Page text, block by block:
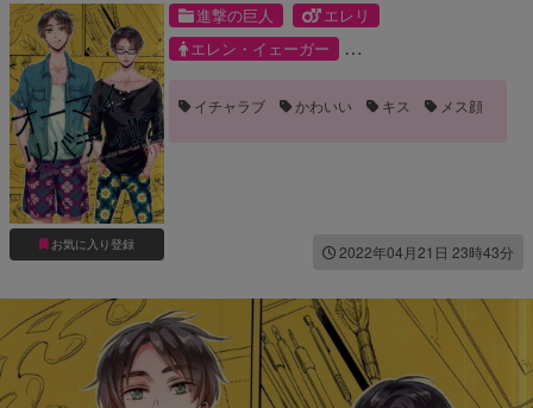
お気に入り登録
進撃の巨人
エレリ
エレン・イェーガー
イチャラブ かわいい キス メス顔
2022年04月21日 23時43分